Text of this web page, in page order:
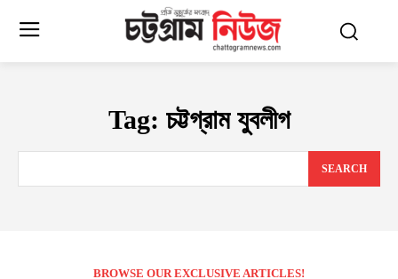
Tag: চট্টগ্রাম যুবলীগ
SEARCH
BROWSE OUR EXCLUSIVE ARTICLES!